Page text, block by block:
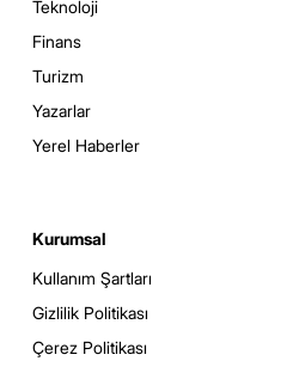
Teknoloji
Finans
Turizm
Yazarlar
Yerel Haberler
Kurumsal
Kullanım Şartları
Gizlilik Politikası
Çerez Politikası